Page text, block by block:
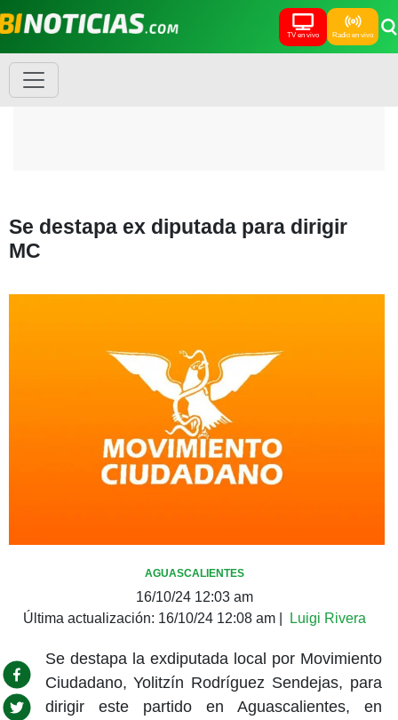
TV en vivo Radio en vivo
Se destapa ex diputada para dirigir
MC
AGUASCALIENTES
16/10/24 12:03 am
Última actualización: 16/10/24 12:08 am Luigi Rivera
Se destapa la exdiputada local por Movimiento
Ciudadano, Yolitzín Rodríguez Sendejas, para
dirigir este partido en Aguascalientes, en